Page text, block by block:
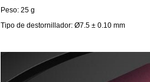
Peso: 25 g
Tipo de destornillador: Ø7.5 ± 0.10 mm